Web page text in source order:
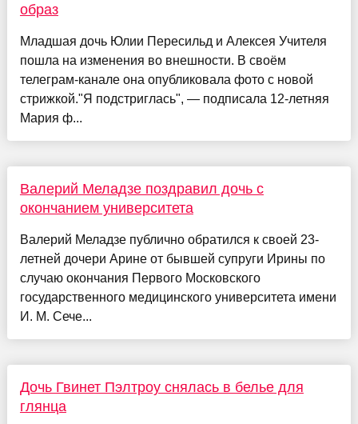
образ
Младшая дочь Юлии Пересильд и Алексея Учителя
пошла на изменения во внешности. В своём
телеграм-канале она опубликовала фото с новой
стрижкой."Я подстриглась", — подписала 12-летняя
Мария ф...
Валерий Меладзе поздравил дочь с
окончанием университета
Валерий Меладзе публично обратился к своей 23-
летней дочери Арине от бывшей супруги Ирины по
случаю окончания Первого Московского
государственного медицинского университета имени
И. М. Сече...
Дочь Гвинет Пэлтроу снялась в белье для
глянца